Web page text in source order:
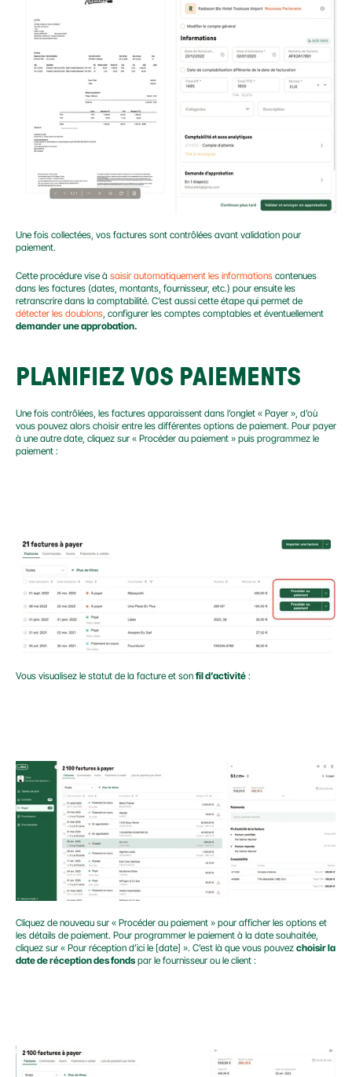
Une fois collectées, vos factures sont contrôlées avant validation pour
paiement.
Cette procédure vise à saisir automatiquement les informations contenues
dans les factures (dates, montants, fournisseur, etc.) pour ensuite les
détecter les doublons
demander une approbation.
PLANIFIEZ VOS PAIEMENTS
Une fois contrôlées, les factures apparaissent dans l’onglet « Payer », d’où
vous pouvez alors choisir entre les différentes options de paiement. Pour payer
à une autre date, cliquez sur « Procéder au paiement » puis programmez le
paiement :
Vous visualisez le statut de la facture et son fil d’activité :
Cliquez de nouveau sur « Procéder au paiement » pour afficher les options et
les détails de paiement. Pour programmer le paiement à la date souhaitée,
cliquez sur « Pour réception d’ici le [date] ». C’est là que vous pouvez choisir la
date de réception des fonds par le fournisseur ou le client :